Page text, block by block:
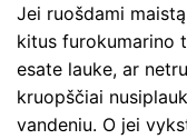
Jei ruošdami
kitus furokumarino
esate lauke, ar
kruopščiai
vandeniu. O jei